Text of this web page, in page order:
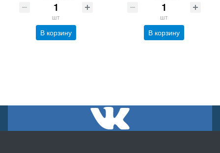
шт
В корзину
шт
В корзину